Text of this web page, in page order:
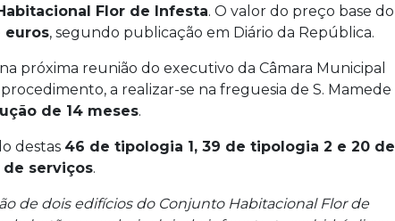
Flor de Infesta. O valor do preço base do
euros, segundo publicação em Diário da República.
próxima reunião do executivo da Câmara Municipal
a realizar-se na freguesia de S. Mamede
de 14 meses.
destas 46 de tipologia 1, 39 de tipologia 2 e 20 de
serviços.
de dois edifícios do Conjunto Habitacional Flor de